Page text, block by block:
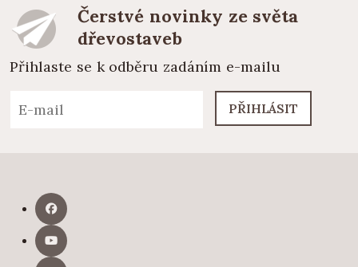
Čerstvé novinky ze světa
dřevostaveb
Přihlaste se k odběru zadáním e-mailu
PŘIHLÁSIT